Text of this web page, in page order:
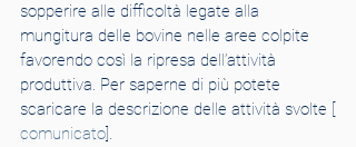
sopperire alle difficoltà legate alla
mungitura delle bovine nelle aree colpite
favorendo così la ripresa dell’attività
produttiva. Per saperne di più potete
scaricare la descrizione delle attività svolte [
comunicato].